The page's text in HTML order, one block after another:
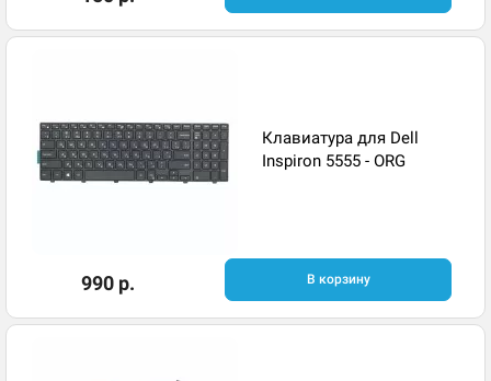
Клавиатура для Dell
Inspiron 5555 - ORG
990 р. В корзину